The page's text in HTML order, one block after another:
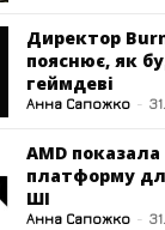
Директор
пояснює, як
геймдеві
Анна Сапожко -
AMD
платформу
ШІ
Анна Сапожко -